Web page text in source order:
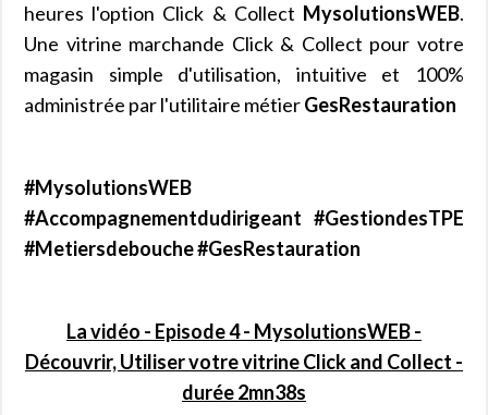
heures l'option Click & Collect MysolutionsWEB.
Une vitrine marchande Click & Collect pour votre
magasin simple d'utilisation, intuitive et 100%
administrée par l'utilitaire métierGesRestauration
#MysolutionsWEB
#Accompagnementdudirigeant #GestiondesTPE
#Metiersdebouche #GesRestauration
La vidéo - Episode 4 - MysolutionsWEB -
Découvrir, Utiliser votre vitrine Click and Collect -
durée 2mn38s